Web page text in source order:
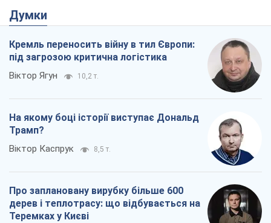
Думки
Кремль переносить війну в тил Європи:
під загрозою критична логістика
Віктор Ягун 10,2 т.
На якому боці історії виступає Дональд
Трамп?
Віктор Каспрук 8,5 т.
Про заплановану вирубку більше 600
дерев і теплотрасу: що відбувається на
Теремках у Києві